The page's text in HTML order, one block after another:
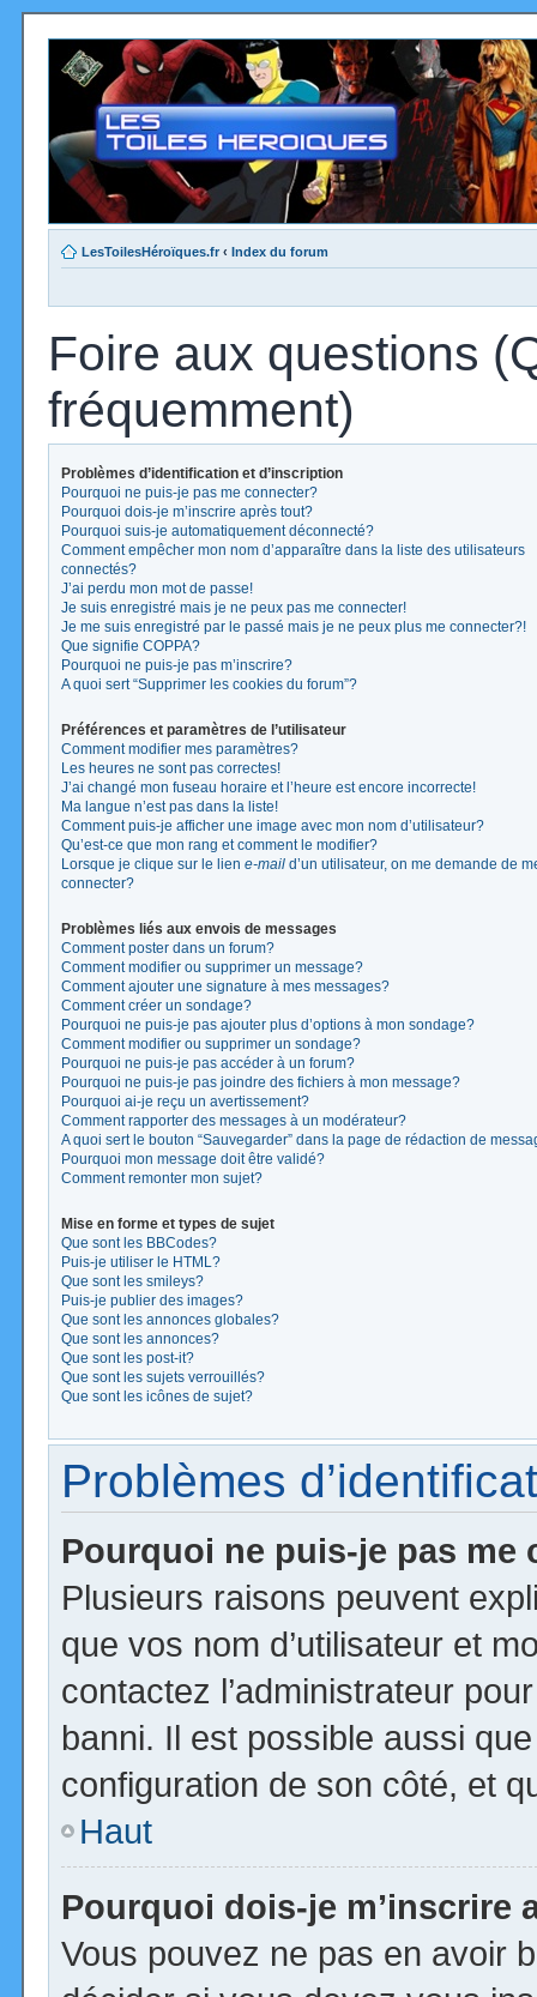
LesToilesHéroïques.fr ‹ Index du forum
Foire aux questions
fréquemment)
Problèmes d’identification et d’inscription
Pourquoi ne puis-je pas me connecter?
Pourquoi dois-je m’inscrire après tout?
Pourquoi suis-je automatiquement déconnecté?
Comment empêcher mon nom d’apparaître dans la liste des utilisateurs
connectés?
J’ai perdu mon mot de passe!
Je suis enregistré mais je ne peux pas me connecter!
Je me suis enregistré par le passé mais je ne peux plus me connecter?!
Que signifie COPPA?
Pourquoi ne puis-je pas m’inscrire?
A quoi sert “Supprimer les cookies du forum”?
Préférences et paramètres de l’utilisateur
Comment modifier mes paramètres?
Les heures ne sont pas correctes!
J’ai changé mon fuseau horaire et l’heure est encore incorrecte!
Ma langue n’est pas dans la liste!
Comment puis-je afficher une image avec mon nom d’utilisateur?
Qu’est-ce que mon rang et comment le modifier?
Lorsque je clique sur le lien e-mail d’un utilisateur, on me demande de
connecter?
Problèmes liés aux envois de messages
Comment poster dans un forum?
Comment modifier ou supprimer un message?
Comment ajouter une signature à mes messages?
Comment créer un sondage?
Pourquoi ne puis-je pas ajouter plus d’options à mon sondage?
Comment modifier ou supprimer un sondage?
Pourquoi ne puis-je pas accéder à un forum?
Pourquoi ne puis-je pas joindre des fichiers à mon message?
Pourquoi ai-je reçu un avertissement?
Comment rapporter des messages à un modérateur?
A quoi sert le bouton “Sauvegarder” dans la page de rédaction de
Pourquoi mon message doit être validé?
Comment remonter mon sujet?
Mise en forme et types de sujet
Que sont les BBCodes?
Puis-je utiliser le HTML?
Que sont les smileys?
Puis-je publier des images?
Que sont les annonces globales?
Que sont les annonces?
Que sont les post-it?
Que sont les sujets verrouillés?
Que sont les icônes de sujet?
Problèmes
Pourquoi ne puis-je pas me
Plusieurs raisons peuvent
que vos nom d’utilisateur et
contactez l’administrateur
banni. Il est possible aussi
configuration de son côté, et
Haut
Pourquoi dois-je m’inscrire
Vous pouvez ne pas en avoir